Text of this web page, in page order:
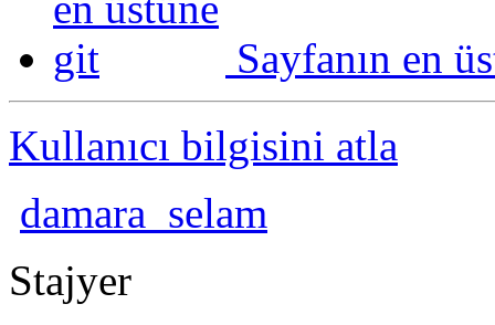
Sayfanın en
Kullanıcı bilgisini atla
damara_selam
Stajyer